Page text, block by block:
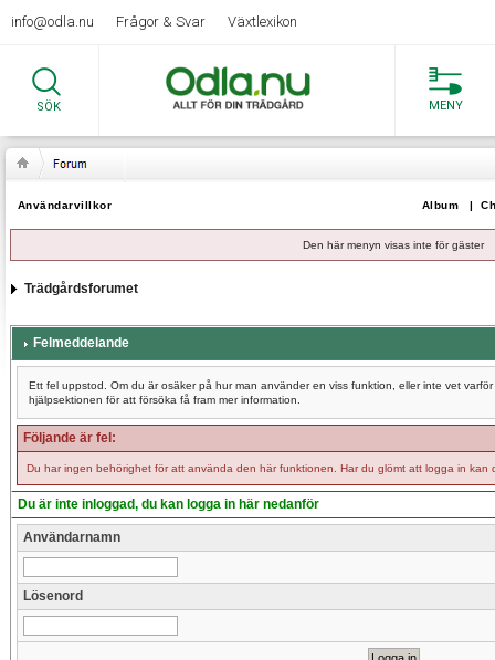
info@odla.nu Frågor & Svar Växtlexikon
SÖK MENY
Användarvillkor Album |
Den här menyn visas inte för gäster
Trädgårdsforumet
Felmeddelande
Ett fel uppstod. Om du är osäker på hur man använder en viss funktion, eller inte vet
hjälpsektionen för att försöka få fram mer information.
Följande är fel:
Du har ingen behörighet för att använda den här funktionen. Har du glömt att logga in kan
Du är inte inloggad, du kan logga in här nedanför
Användarnamn
Lösenord